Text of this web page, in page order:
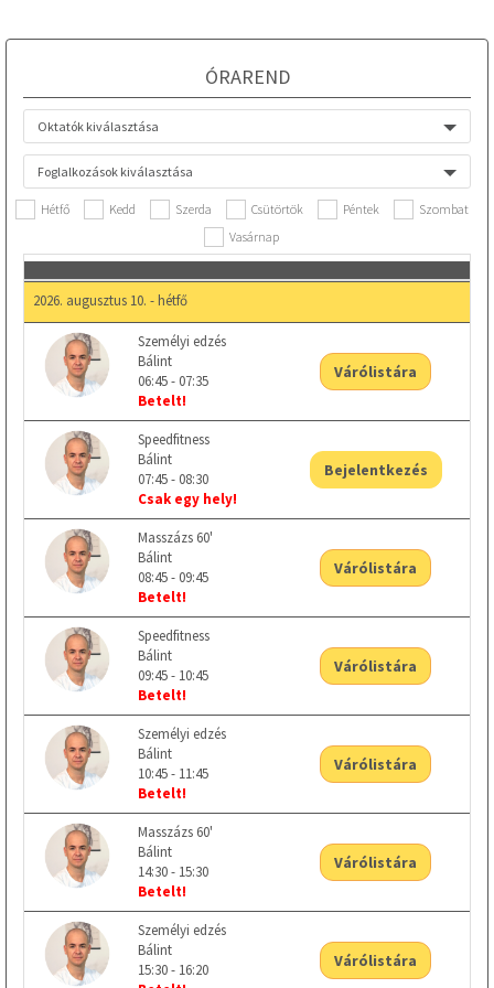
ÓRAREND
Oktatók kiválasztása
Foglalkozások kiválasztása
Hétfő Kedd Szerda Csütörtök Péntek
Szombat
Vasárnap
2026. augusztus 10. - hétfő
Személyi edzés
Bálint
06:45 - 07:35
Betelt!
Várólistára
Speedfitness
Bálint
07:45 - 08:30
Csak egy hely!
Bejelentkezés
Masszázs 60'
Bálint
08:45 - 09:45
Betelt!
Várólistára
Speedfitness
Bálint
09:45 - 10:45
Betelt!
Várólistára
Személyi edzés
Bálint
10:45 - 11:45
Betelt!
Várólistára
Masszázs 60'
Bálint
14:30 - 15:30
Betelt!
Várólistára
Személyi edzés
Bálint
15:30 - 16:20
Várólistára